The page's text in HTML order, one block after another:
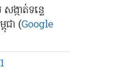
ង្កាត់ទន្លេ
ជា (Google